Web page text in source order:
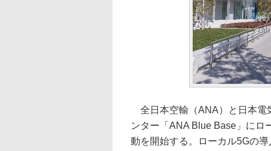
全日本空輸（ANA）と日本電
ンター「ANA Blue Base」にロ
動を開始する。ローカル5Gの